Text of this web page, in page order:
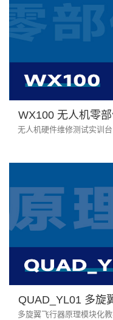
WX100 无人机零
无人机硬件维修测试实训台
QUAD_YL01 多旋
多旋翼飞行器原理模块化